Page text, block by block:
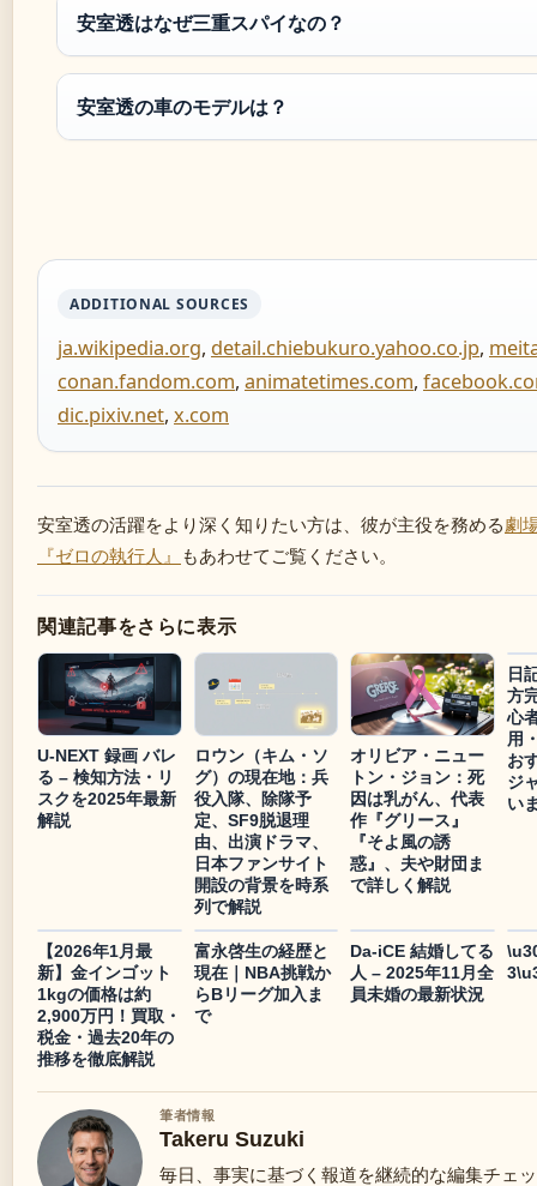
安室透はなぜ三重スパイなの？
安室透の車のモデルは？
ADDITIONAL SOURCES
ja.wikipedia.org, detail.chiebukuro.yahoo.co.jp,
conan.fandom.com, animatetimes.com,
dic.pixiv.net, x.com
安室透の活躍をより深く知りたい方は、彼が主役を務める劇
『ゼロの執行人』 もあわせてご覧ください。
関連記事をさらに表示
U-NEXT 録画 バレ
る – 検知方法・リ
スクを2025年最新
解説
ロウン（キム・ソ
グ）の現在地：兵
役入隊、除隊予
定、SF9脱退理
由、出演ドラマ、
日本ファンサイト
開設の背景を時系
列で解説
オリビア・ニュー
トン・ジョン：死
因は乳がん、代表
作『グリース』
『そよ風の誘
惑』、夫や財団ま
で詳しく解説
日
方
心
用
お
ジ
い
【2026年1月最
新】金インゴット
1kgの価格は約
2,900万円！買取・
税金・過去20年の
推移を徹底解説
富永啓生の経歴と
現在｜NBA挑戦か
らBリーグ加入ま
で
Da-iCE 結婚してる
人 – 2025年11月全
員未婚の最新状況
筆者情報
Takeru Suzuki
毎日、事実に基づく報道を継続的な編集チェ